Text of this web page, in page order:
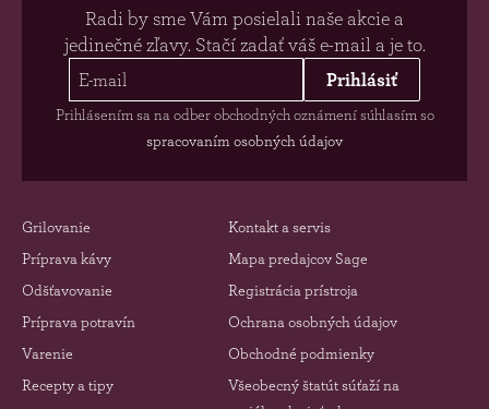
Radi by sme Vám posielali naše akcie a
jedinečné zľavy. Stačí zadať váš e-mail a je to.
Prihlásiť
Prihlásením sa na odber obchodných oznámení súhlasím so
spracovaním osobných údajov
Grilovanie
Príprava kávy
Odšťavovanie
Príprava potravín
Varenie
Recepty a tipy
Kontakt a servis
Mapa predajcov Sage
Registrácia prístroja
Ochrana osobných údajov
Obchodné podmienky
Všeobecný štatút súťaží na